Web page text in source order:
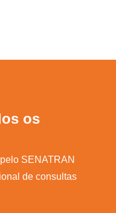
os
SENATRAN
de consultas